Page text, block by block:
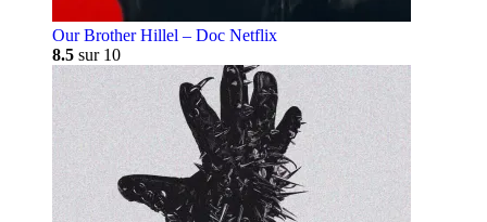
Our Brother Hillel – Doc Netflix
8.5 sur 10